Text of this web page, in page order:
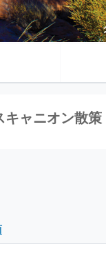
ャニオン散